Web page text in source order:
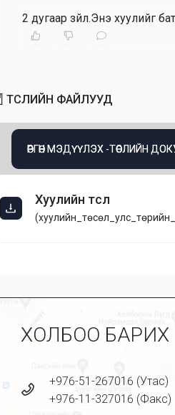
2 дугаар зүйл.Энэ хуулийг
ТӨСЛИЙН ФАЙЛУУД
ӨРГӨН МЭДҮҮЛЭХ -ТӨСЛИЙН
Хуулийн төсөл
(
ХОЛБОО БАРИХ
+976-51-267016 (Утас)
+976-11-327016 (Факс)